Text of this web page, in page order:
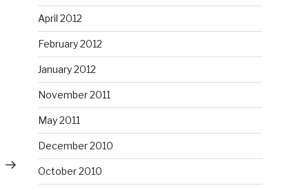
Post
April 2012
February 2012
January 2012
November 2011
May 2011
December 2010
October 2010